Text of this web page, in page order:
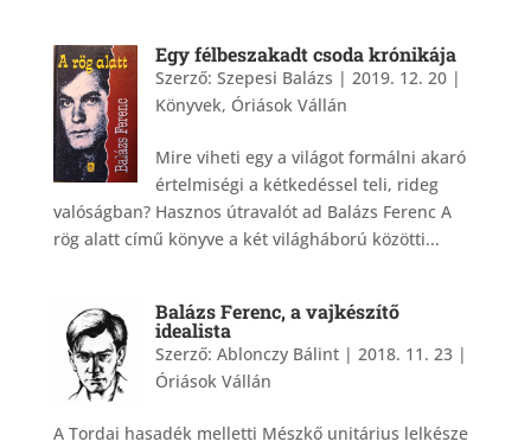
Egy félbeszakadt csoda krónikája
Szerző: Szepesi Balázs | 2019. 12. 20|
Könyvek, Óriások Vállán
Mire viheti egy a világot formálni akaró
értelmiségi a kétkedéssel teli, rideg
valóságban? Hasznos útravalót ad Balázs Ferenc A
rög alatt című könyve a két világháború közötti...
Balázs Ferenc, a vajkészítő
idealista
Szerző: Ablonczy Bálint| 2018. 11. 23|
Óriások Vállán
A Tordai hasadék melletti Mészkő unitárius lelkésze